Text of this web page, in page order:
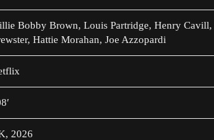
Bobby Brown, Louis Partridge, Henry Cavill,
Hattie Morahan, Joe Azzopardi
2026